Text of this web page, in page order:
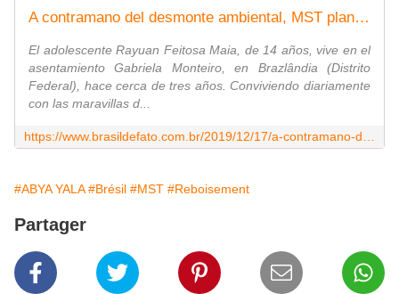
A contramano del desmonte ambiental, MST plantará 100 millones de árboles en Brasil | Brasil de Fato
El adolescente Rayuan Feitosa Maia, de 14 años, vive en el
asentamiento Gabriela Monteiro, en Brazlândia (Distrito
Federal), hace cerca de tres años. Conviviendo diariamente
con las maravillas d...
#ABYA YALA #Brésil #MST #Reboisement
Partager